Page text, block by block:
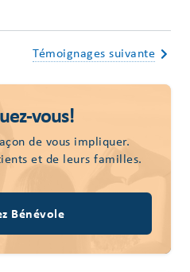
Témoignages suivante
vous!
de vous impliquer.
et de leurs familles.
Bénévole